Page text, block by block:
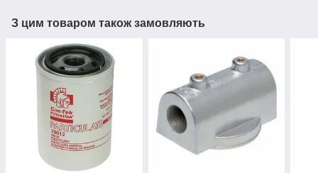
З цим товаром також замовляють